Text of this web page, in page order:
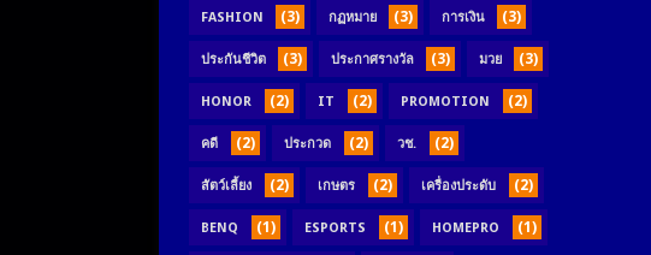
FASHION (3) กฏหมาย (3) การเงิน (3)
ประกันชีวิต (3) ประกาศรางวัล (3) มวย (3)
HONOR (2) IT (2) PROMOTION (2)
คดี (2) ประกวด (2) วช. (2)
สัตว์เลี้ยง (2) เกษตร (2) เครื่องประดับ (2)
BENQ (1) ESPORTS (1) HOMEPRO (1)